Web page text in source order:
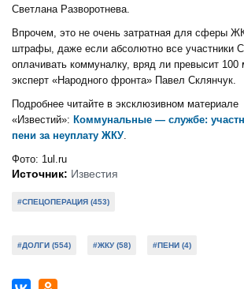
Светлана Разворотнева.
Впрочем, это не очень затратная для сферы
штрафы, даже если абсолютно все участники
оплачивать коммуналку, вряд ли превысит 100
эксперт «Народного фронта» Павел Склянчук.
Подробнее читайте в эксклюзивном материале
«Известий»: Коммунальные — службе:
пени за неуплату ЖКУ
Фото: 1ul.ru
Источник: Известия
#СПЕЦОПЕРАЦИЯ (453)
#ДОЛГИ (554) #ЖКУ (58) #ПЕНИ (4)